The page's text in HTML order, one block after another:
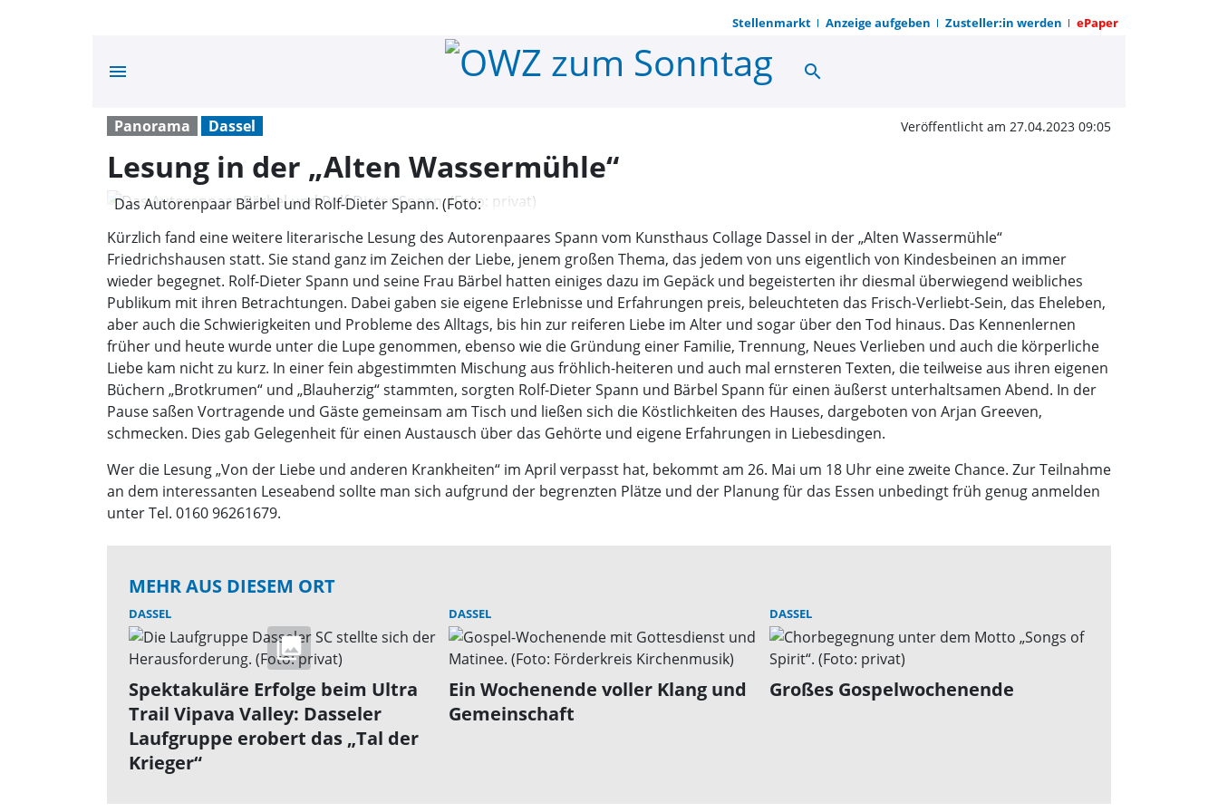
Stellenmarkt Anzeige aufgeben Zusteller:in werden ePaper
menu Lesung in der „Alten
search
Panorama Dassel Veröffentlicht am 27.04.2023 09:05
Lesung in der „Alten Wassermühle“
Das Autorenpaar Bärbel und Rolf-Dieter Spann. (Foto:
Kürzlich fand eine weitere literarische Lesung des Autorenpaares Spann vom Kunsthaus Collage Dassel in der „Alten Wassermühle“
Friedrichshausen statt. Sie stand ganz im Zeichen der Liebe, jenem großen Thema, das jedem von uns eigentlich von Kindesbeinen an immer
wieder begegnet. Rolf-Dieter Spann und seine Frau Bärbel hatten einiges dazu im Gepäck und begeisterten ihr diesmal überwiegend weibliches
Publikum mit ihren Betrachtungen. Dabei gaben sie eigene Erlebnisse und Erfahrungen preis, be­leuchteten das Frisch-Verliebt-Sein, das Eheleben,
aber auch die Schwierig­keiten und Probleme des Alltags, bis hin zur reiferen Liebe im Alter und sogar über den Tod hinaus. Das Kennenlernen
früher und heute wurde unter die Lupe genommen, ebenso wie die Gründung einer Familie, Trennung, Neues Verlieben und auch die körperliche
Liebe kam nicht zu kurz. In einer fein abgestimmten Mischung aus fröhlich-heiteren und auch mal ernsteren Texten, die teilweise aus ihren eigenen
Büchern „Brotkrumen“ und „Blauherzig“ stammten, sorgten Rolf-Dieter Spann und Bärbel Spann für einen äußerst unterhaltsamen Abend. In der
Pause saßen Vortragende und Gäste gemeinsam am Tisch und ließen sich die Köstlichkeiten des Hauses, dargeboten von Arjan Greeven,
schmecken. Dies gab Gelegenheit für einen Austausch über das Gehörte und eigene Erfahrungen in Liebesdingen.
Wer die Lesung „Von der Liebe und anderen Krankheiten“ im April verpasst hat, bekommt am 26. Mai um 18 Uhr eine zweite Chance. Zur Teilnahme
an dem interessanten Leseabend sollte man sich aufgrund der begrenzten Plätze und der Planung für das Essen unbe­dingt früh genug anmelden
unter Tel. 0160 96261679.
MEHR AUS DIESEM ORT
DASSEL
Spektakuläre Erfolge beim Ultra
Trail Vipava Valley: Dasseler
Laufgruppe erobert das „Tal der
Krieger“
DASSEL
Ein Wochenende voller Klang und
Gemeinschaft
DASSEL
Großes Gospelwochenende